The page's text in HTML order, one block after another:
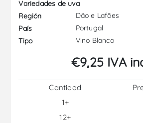
Variedades de uva
Región
Dão e Lafões
País
Portugal
Tipo
Vino Blanco
€9,25 IVA
Cantidad
1+
12+